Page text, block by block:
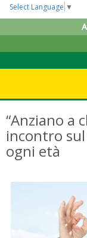
Select Language ▼
“Anziano a
incontro
ogni età